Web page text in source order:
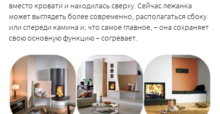
вместо кровати и находилась сверху. Сейчас лежанка
может выглядеть более современно, располагаться сбоку
или спереди камина и, что самое главное, – она сохраняет
свою основную функцию – согревает.